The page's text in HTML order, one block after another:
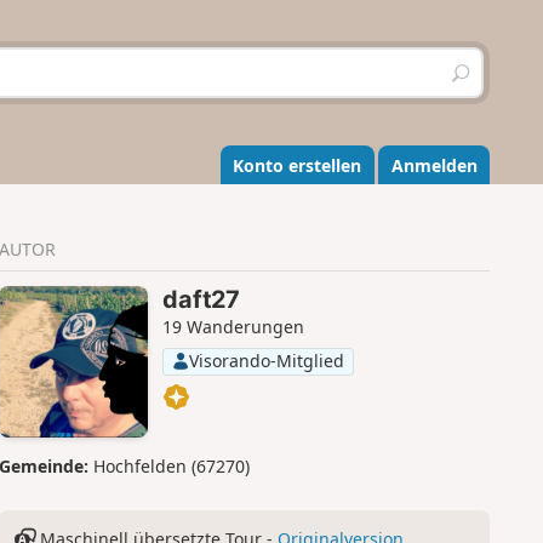
S
u
h
e
n
Konto erstellen Anmelden
AUTOR
daft27
19 Wanderungen
Visorando-Mitglied
Gemeinde: Hochfelden (67270)
Maschinell übersetzte Tour - Originalversion